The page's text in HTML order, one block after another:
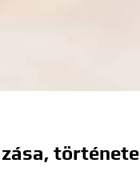
története